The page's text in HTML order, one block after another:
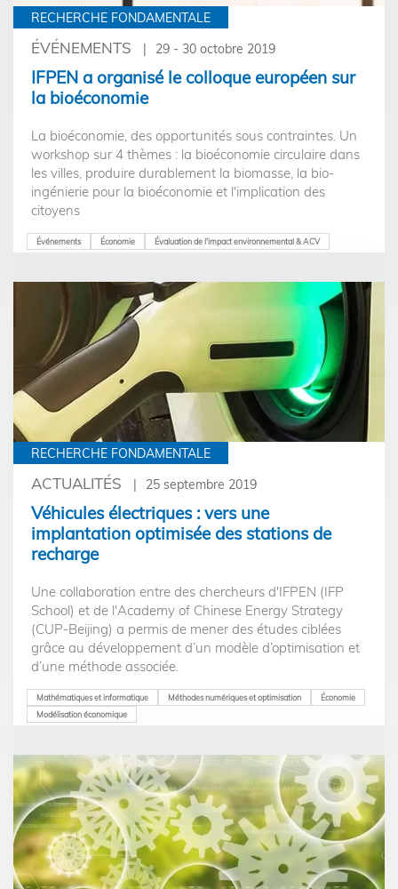
RECHERCHE FONDAMENTALE
ÉVÉNEMENTS 29 - 30 octobre 2019
IFPEN a organisé le colloque européen sur
la bioéconomie
La bioéconomie, des opportunités sous contraintes. Un
workshop sur 4 thèmes : la bioéconomie circulaire dans
les villes, produire durablement la biomasse, la bio-
ingénierie pour la bioéconomie et l'implication des
citoyens
Événements Économie Évaluation de l'impact environnemental & ACV
RECHERCHE FONDAMENTALE
ACTUALITÉS 25 septembre 2019
Véhicules électriques : vers une
implantation optimisée des stations de
recharge
Une collaboration entre des chercheurs d'IFPEN (IFP
School) et de l'Academy of Chinese Energy Strategy
(CUP-Beijing) a permis de mener des études ciblées
grâce au développement d’un modèle d’optimisation et
d’une méthode associée.
Mathématiques et informatique Méthodes numériques et optimisation
Économie
Modélisation économique